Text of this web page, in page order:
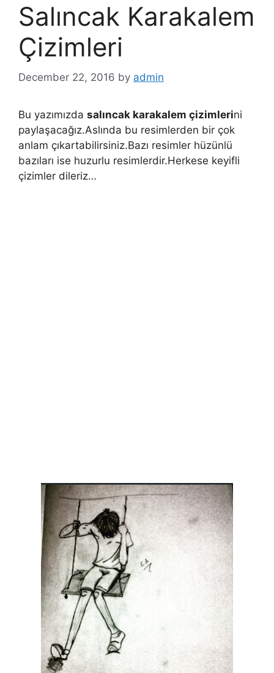
Salıncak Karakalem
Çizimleri
December 22, 2016 by admin
Bu yazımızda salıncak karakalem çizimlerini
paylaşacağız.Aslında bu resimlerden bir çok
anlam çıkartabilirsiniz.Bazı resimler hüzünlü
bazıları ise huzurlu resimlerdir.Herkese keyifli
çizimler dileriz…